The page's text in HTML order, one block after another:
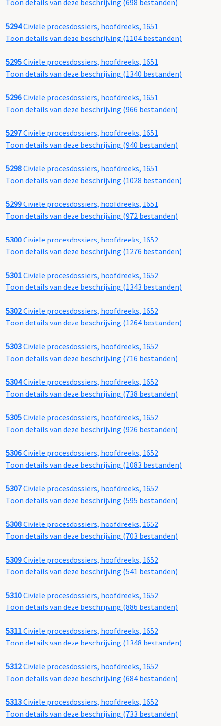
Toon details van deze beschrijving (698 bestanden)
5294Civiele procesdossiers, hoofdreeks, 1651
Toon details van deze beschrijving (1104 bestanden)
5295Civiele procesdossiers, hoofdreeks, 1651
Toon details van deze beschrijving (1340 bestanden)
5296Civiele procesdossiers, hoofdreeks, 1651
Toon details van deze beschrijving (966 bestanden)
5297Civiele procesdossiers, hoofdreeks, 1651
Toon details van deze beschrijving (940 bestanden)
5298Civiele procesdossiers, hoofdreeks, 1651
Toon details van deze beschrijving (1028 bestanden)
5299Civiele procesdossiers, hoofdreeks, 1651
Toon details van deze beschrijving (972 bestanden)
5300Civiele procesdossiers, hoofdreeks, 1652
Toon details van deze beschrijving (1276 bestanden)
5301Civiele procesdossiers, hoofdreeks, 1652
Toon details van deze beschrijving (1343 bestanden)
5302Civiele procesdossiers, hoofdreeks, 1652
Toon details van deze beschrijving (1264 bestanden)
5303Civiele procesdossiers, hoofdreeks, 1652
Toon details van deze beschrijving (716 bestanden)
5304Civiele procesdossiers, hoofdreeks, 1652
Toon details van deze beschrijving (738 bestanden)
5305Civiele procesdossiers, hoofdreeks, 1652
Toon details van deze beschrijving (926 bestanden)
5306Civiele procesdossiers, hoofdreeks, 1652
Toon details van deze beschrijving (1083 bestanden)
5307Civiele procesdossiers, hoofdreeks, 1652
Toon details van deze beschrijving (595 bestanden)
5308Civiele procesdossiers, hoofdreeks, 1652
Toon details van deze beschrijving (703 bestanden)
5309Civiele procesdossiers, hoofdreeks, 1652
Toon details van deze beschrijving (541 bestanden)
5310Civiele procesdossiers, hoofdreeks, 1652
Toon details van deze beschrijving (886 bestanden)
5311Civiele procesdossiers, hoofdreeks, 1652
Toon details van deze beschrijving (1348 bestanden)
5312Civiele procesdossiers, hoofdreeks, 1652
Toon details van deze beschrijving (684 bestanden)
5313Civiele procesdossiers, hoofdreeks, 1652
Toon details van deze beschrijving (733 bestanden)